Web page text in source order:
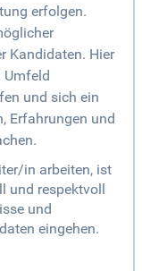
erfolgen.
Kandidaten. Hier
Umfeld
und sich ein
Erfahrungen und
in arbeiten, ist
und respektvoll
und
eingehen.